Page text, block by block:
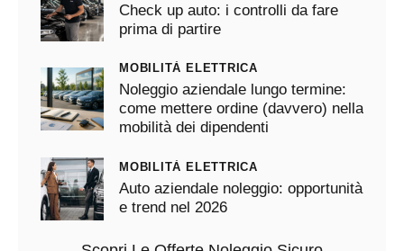
Check up auto: i controlli da fare
prima di partire
MOBILITÀ ELETTRICA
Noleggio aziendale lungo termine:
come mettere ordine (davvero) nella
mobilità dei dipendenti
MOBILITÀ ELETTRICA
Auto aziendale noleggio: opportunità
e trend nel 2026